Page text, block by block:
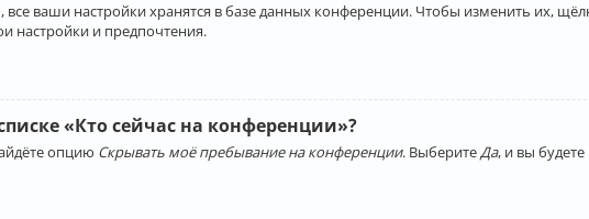
все ваши настройки хранятся в базе данных конференции. Чтобы изменить их,
настройки и предпочтения.
«Кто сейчас на конференции»?
опцию Скрывать моё пребывание на конференции. Выберите Да, и вы